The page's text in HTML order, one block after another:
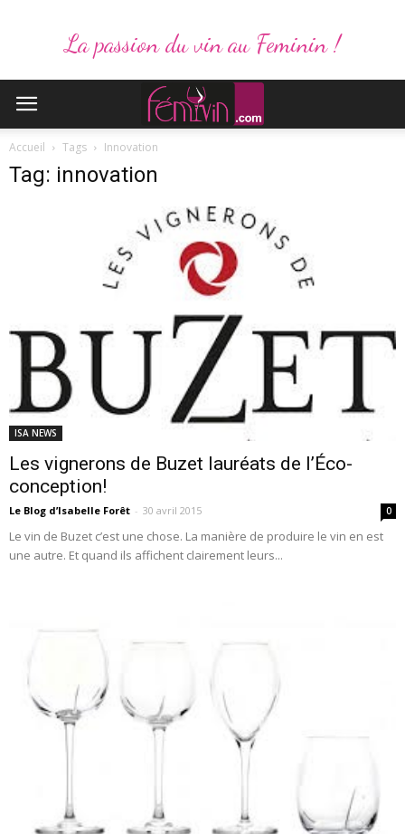
La passion du vin au Feminin !
Accueil Tags Innovation
Tag: innovation
ISA NEWS
Les vignerons de Buzet lauréats de l’Éco-
conception!
Le Blog d’Isabelle Forêt - 30 avril 2015 0
Le vin de Buzet c’est une chose. La manière de produire le vin en est
une autre. Et quand ils affichent clairement leurs...